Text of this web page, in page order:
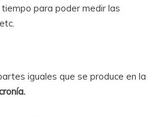
tiempo para poder medir las
iguales que se produce en la